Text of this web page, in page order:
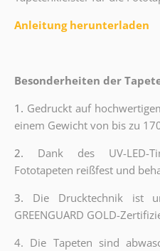
Anleitung herunterladen
Besonderheiten der
1. Gedruckt auf
einem Gewicht von bis zu
2. Dank des UV-LED-
Fototapeten reißfest und
3. Die Drucktechnik ist
GREENGUARD GOLD-
4. Die Tapeten sind